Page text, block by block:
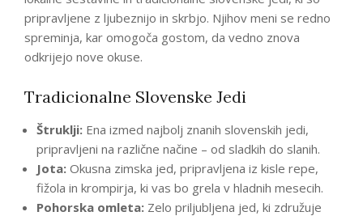
pripravljene z ljubeznijo in skrbjo. Njihov meni se redno
spreminja, kar omogoča gostom, da vedno znova
odkrijejo nove okuse.
Tradicionalne Slovenske Jedi
Štruklji: Ena izmed najbolj znanih slovenskih jedi,
pripravljeni na različne načine – od sladkih do slanih.
Jota: Okusna zimska jed, pripravljena iz kisle repe,
fižola in krompirja, ki vas bo grela v hladnih mesecih.
Pohorska omleta: Zelo priljubljena jed, ki združuje